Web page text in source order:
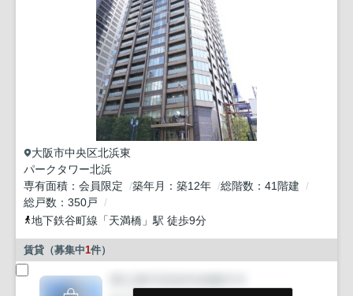
大阪市中央区北浜東
パークタワー北浜
専有面積
会員限定 築年月 築12年 総階数
41階建
総戸数
350戸
地下鉄谷町線 「天満橋 」駅 徒歩9分
賃貸（募集中1件）